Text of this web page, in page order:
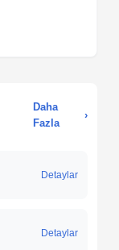
Daha
Fazla
›
Detaylar
Detaylar